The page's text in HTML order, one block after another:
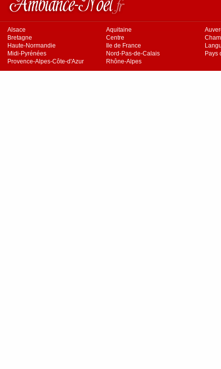
Alsace Aquitaine
Bretagne
Centre
Haute-Normandie
Ile de France
Midi-Pyrénées
Nord-Pas-de-Calais
Pays
Provence-Alpes-Côte-d'Azur
Rhône-Alpes